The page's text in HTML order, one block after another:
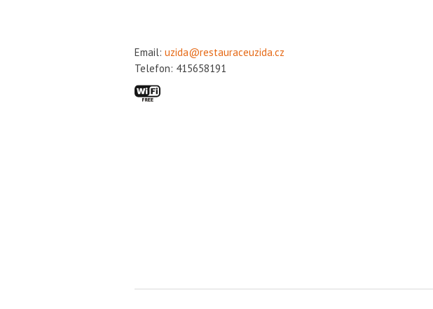
Email: uzida@restauraceuzida.cz
Telefon: 415658191